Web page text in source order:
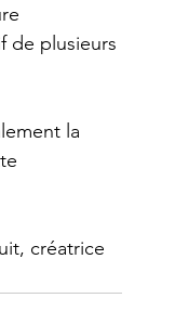
de plusieurs
la
créatrice